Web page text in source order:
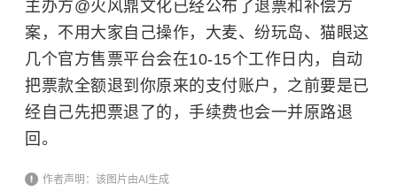
主办方@火风鼎文化已经公布了退票和补偿方
案，不用大家自己操作，大麦、纷玩岛、猫眼这
几个官方售票平台会在10-15个工作日内，自动
把票款全额退到你原来的支付账户，之前要是已
经自己先把票退了的，手续费也会一并原路退
回。
作者声明：该图片由AI生成